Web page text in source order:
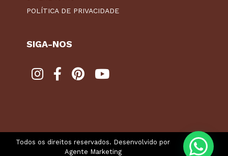
POLÍTICA DE PRIVACIDADE
SIGA-NOS
Todos os direitos reservados. Desenvolvido por
Agente Marketing